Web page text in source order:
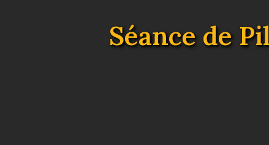
Séance de